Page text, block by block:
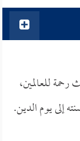
للعالمين،
إلى يوم الدين.